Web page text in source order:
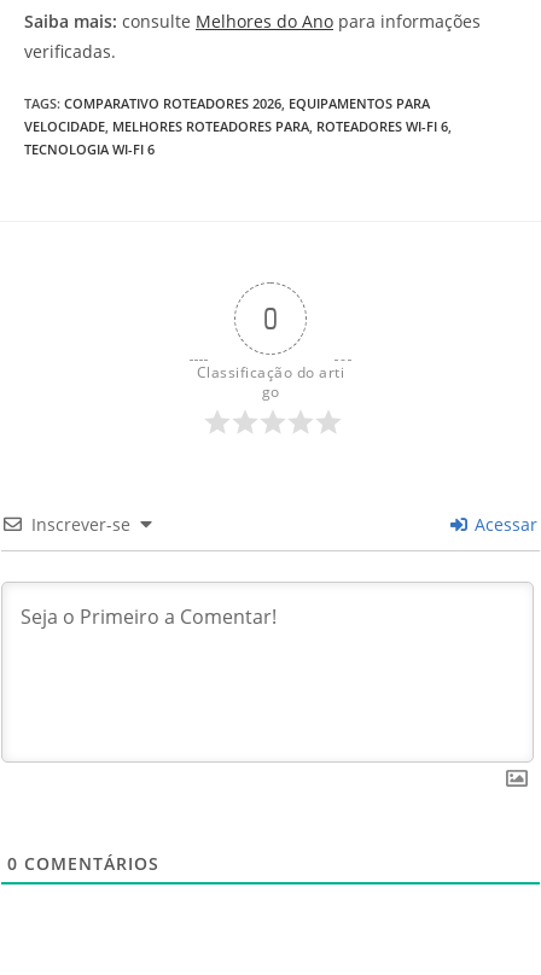
Saiba mais: consulte Melhores do Ano para informações
verificadas.
TAGS: COMPARATIVO ROTEADORES 2026, EQUIPAMENTOS PARA
VELOCIDADE, MELHORES ROTEADORES PARA, ROTEADORES WI-FI 6,
TECNOLOGIA WI-FI 6
0
Classificação do arti
go
Inscrever-se Acessar
0 COMENTÁRIOS